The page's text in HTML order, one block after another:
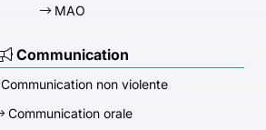
MAO
Communication
Communication non violente
Communication orale